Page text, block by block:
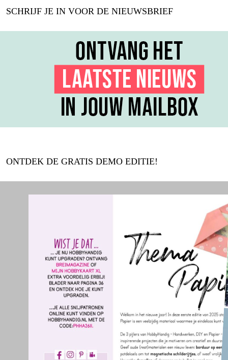
SCHRIJF JE IN VOOR DE NIEUWSBRIEF
ONTDEK DE GRATIS DEMO EDITIE!